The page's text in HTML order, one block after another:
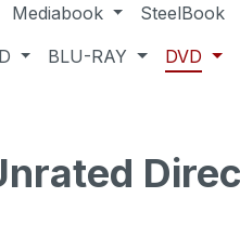
Mediabook SteelBook
BLU-RAY DVD